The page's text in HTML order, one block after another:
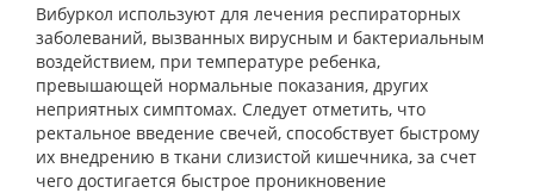
Вибуркол используют для лечения респираторных
заболеваний, вызванных вирусным и бактериальным
воздействием, при температуре ребенка,
превышающей нормальные показания, других
неприятных симптомах. Следует отметить, что
ректальное введение свечей, способствует быстрому
их внедрению в ткани слизистой кишечника, за счет
чего достигается быстрое проникновение